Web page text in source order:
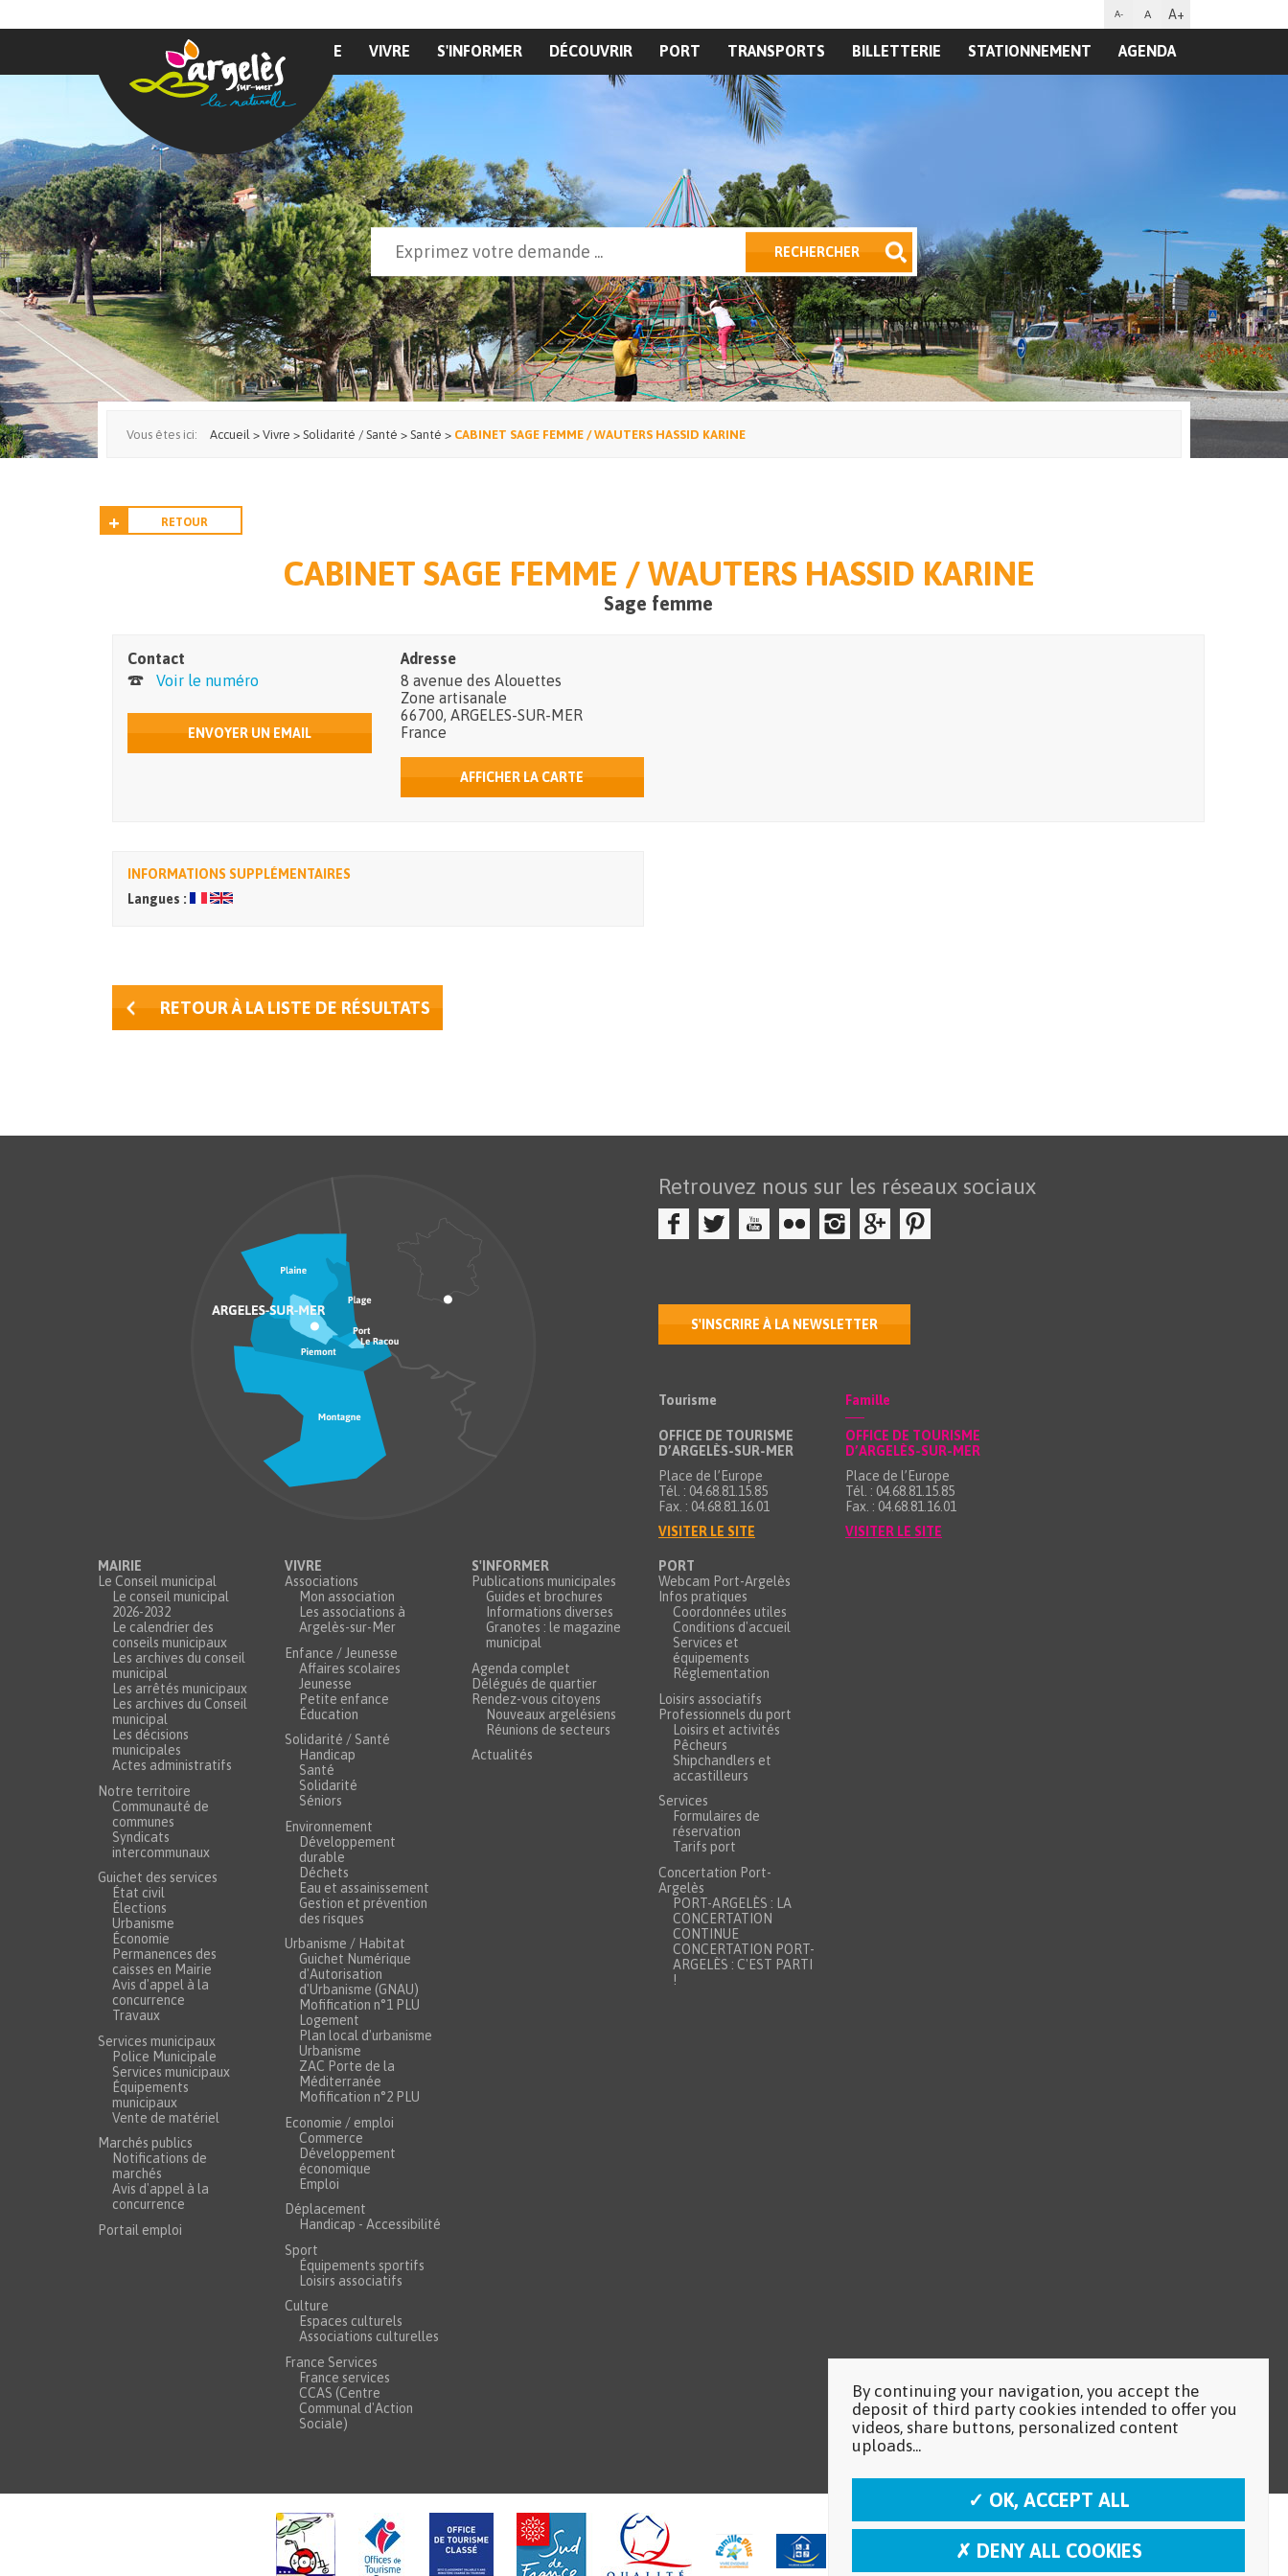
A- A A+
MAIRIE VIVRE S'INFORMER DÉCOUVRIR PORT TRANSPORTS BILLETTERIE STATIONNEMENT AGENDA
Formulaire de recherche RECHERCHER
Vous êtes ici: Accueil > Vivre > Solidarité / Santé > Santé > CABINET SAGE FEMME / WAUTERS HASSID KARINE
RETOUR
CABINET SAGE FEMME / WAUTERS HASSID KARINE
Sage femme
Contact
Voir le numéro
ENVOYER UN EMAIL
Adresse
8 avenue des Alouettes
Zone artisanale
66700, ARGELES-SUR-MER
France
AFFICHER LA CARTE
INFORMATIONS SUPPLÉMENTAIRES
Langues :
RETOUR À LA LISTE DE RÉSULTATS
Retrouvez nous sur les réseaux sociaux
S'INSCRIRE À LA NEWSLETTER
Tourisme
OFFICE DE TOURISME
D’ARGELÈS-SUR-MER
Place de l’Europe
Tél. : 04.68.81.15.85
Fax. : 04.68.81.16.01
VISITER LE SITE
Famille
OFFICE DE TOURISME
D’ARGELÈS-SUR-MER
Place de l’Europe
Tél. : 04.68.81.15.85
Fax. : 04.68.81.16.01
VISITER LE SITE
MAIRIE
Le Conseil municipal
Le conseil municipal
2026-2032
Le calendrier des
conseils municipaux
Les archives du conseil
municipal
Les arrêtés municipaux
Les archives du Conseil
municipal
Les décisions
municipales
Actes administratifs
Notre territoire
Communauté de
communes
Syndicats
intercommunaux
Guichet des services
État civil
Élections
Urbanisme
Économie
Permanences des
caisses en Mairie
Avis d'appel à la
concurrence
Travaux
Services municipaux
Police Municipale
Services municipaux
Équipements
municipaux
Vente de matériel
Marchés publics
Notifications de
marchés
Avis d'appel à la
concurrence
Portail emploi
VIVRE
Associations
Mon association
Les associations à
Argelès-sur-Mer
Enfance / Jeunesse
Affaires scolaires
Jeunesse
Petite enfance
Éducation
Solidarité / Santé
Handicap
Santé
Solidarité
Séniors
Environnement
Développement
durable
Déchets
Eau et assainissement
Gestion et prévention
des risques
Urbanisme / Habitat
Guichet Numérique
d'Autorisation
d'Urbanisme (GNAU)
Mofification n°1 PLU
Logement
Plan local d'urbanisme
Urbanisme
ZAC Porte de la
Méditerranée
Mofification n°2 PLU
Economie / emploi
Commerce
Développement
économique
Emploi
Déplacement
Handicap - Accessibilité
Sport
Équipements sportifs
Loisirs associatifs
Culture
Espaces culturels
Associations culturelles
France Services
France services
CCAS (Centre
Communal d'Action
Sociale)
S'INFORMER
Publications municipales
Guides et brochures
Informations diverses
Granotes : le magazine
municipal
Agenda complet
Délégués de quartier
Rendez-vous citoyens
Nouveaux argelésiens
Réunions de secteurs
Actualités
PORT
Webcam Port-Argelès
Infos pratiques
Coordonnées utiles
Conditions d'accueil
Services et
équipements
Réglementation
Loisirs associatifs
Professionnels du port
Loisirs et activités
Pêcheurs
Shipchandlers et
accastilleurs
Services
Formulaires de
réservation
Tarifs port
Concertation Port-
Argelès
PORT-ARGELÈS : LA
CONCERTATION
CONTINUE
CONCERTATION PORT-
ARGELÈS : C'EST PARTI
!
By continuing your navigation, you accept the
deposit of third party cookies intended to offer you
videos, share buttons, personalized content
uploads...
✓ OK, ACCEPT ALL
✗ DENY ALL COOKIES